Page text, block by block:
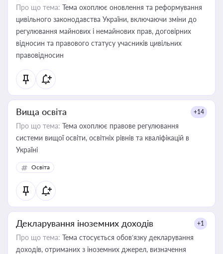
Про що тема: Тема охоплює оновлення та реформування
цивільного законодавства України, включаючи зміни до
регулювання майнових і немайнових прав, договірних
відносин та правового статусу учасників цивільних
правовідносин
Вища освіта +14
Про що тема: Тема охоплює правове регулювання
системи вищої освіти, освітніх рівнів та кваліфікацій в
Україні
Освіта
Декларування іноземних доходів +1
Про що тема: Тема стосується обов’язку декларування
доходів, отриманих з іноземних джерел, визначення